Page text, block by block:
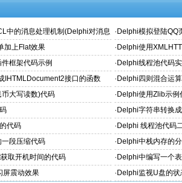
中的消息处理机制(Delphi对消息
· Delphi模拟登陆QQ
加上Flat效果 · Delphi使用
框架代码示例 · Delphi线程池代码
IHTMLDocument2接口的函数 · Delphi四则混合运
大写读数)代码 · Delphi使用Zlib示例
· Delphi字符串转换
代码 · Delphi 线程池代码
段压缩代码 · Delphi中栈内存的
取开机时间的代码 · Delphi中编写一个
屏震动效果 · Delphi监视U盘的